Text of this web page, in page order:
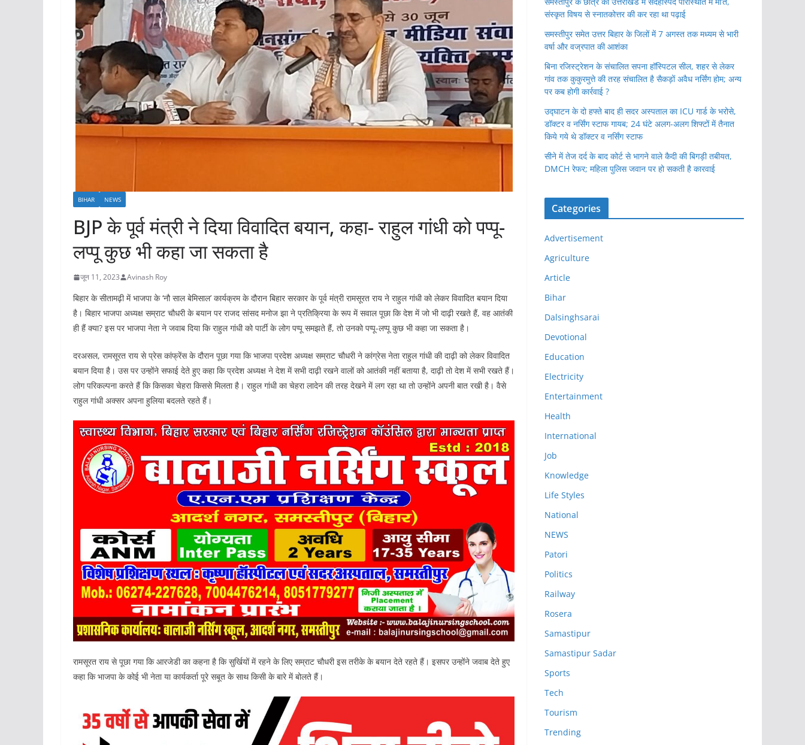
BIHAR NEWS
BJP के पूर्व मंत्री ने दिया विवादित बयान, कहा- राहुल गांधी को पप्पू-
लप्पू कुछ भी कहा जा सकता है
जून 11, 2023 Avinash Roy
बिहार के सीतामढ़ी में भाजपा के ‘नौ साल बेमिसाल’ कार्यक्रम के दौरान बिहार सरकार के पूर्व मंत्री रामसूरत राय ने राहुल गांधी को लेकर विवादित बयान दिया
है। बिहार भाजपा अध्यक्ष सम्राट चौधरी के बयान पर राजद सांसद मनोज झा ने प्रतिक्रिया के रूप में सवाल पूछा कि देश में जो भी दाढ़ी रखते हैं, वह आतंकी
ही हैं क्या? इस पर भाजपा नेता ने जवाब दिया कि राहुल गांधी को पार्टी के लोग पप्पू समझते हैं, तो उनको पप्पू-लप्पू कुछ भी कहा जा सकता है।
दरअसल, रामसूरत राय से प्रेस कांफ्रेंस के दौरान पूछा गया कि भाजपा प्रदेश अध्यक्ष सम्राट चौधरी ने कांग्रेस नेता राहुल गांधी की दाढ़ी को लेकर विवादित
बयान दिया है। उस पर उन्होंने सफाई देते हुए कहा कि प्रदेश अध्यक्ष ने देश में सभी दाढ़ी रखने वालों को आतंकी नहीं बताया है, दाढ़ी तो देश में सभी रखते हैं।
लोग परिकल्पना करते हैं कि किसका चेहरा किससे मिलता है। राहुल गांधी का चेहरा लादेन की तरह देखने में लग रहा था तो उन्होंने अपनी बात रखी है। वैसे
राहुल गांधी अक्सर अपना हुलिया बदलते रहते हैं।
रामसूरत राय से पूछा गया कि आरजेडी का कहना है कि सुर्खियों में रहने के लिए सम्राट चौधरी इस तरीके के बयान देते रहते हैं। इसपर उन्होंने जवाब देते हुए
कहा कि भाजपा के कोई भी नेता या कार्यकर्ता पूरे सबूत के साथ किसी के बारे में बोलते हैं।
संस्कृत विषय से स्नातकोत्तर की कर रहा था पढ़ाई
समस्तीपुर समेत उत्तर बिहार के जिलों में 7 अगस्त तक मध्यम से भारी
वर्षा और वज्रपात की आशंका
बिना रजिस्ट्रेशन के संचालित सपना हॉस्पिटल सील, शहर से लेकर
गांव तक कुकुरमुत्ते की तरह संचालित है सैकड़ों अवैध नर्सिंग होम; अन्य
पर कब होगी कार्रवाई ?
उद्घाटन के दो हफ्ते बाद ही सदर अस्पताल का ICU गार्ड के भरोसे,
डॉक्टर व नर्सिंग स्टाफ गायब; 24 घंटे अलग-अलग शिफ्टों में तैनात
किये गये थे डॉक्टर व नर्सिंग स्टाफ
सीने में तेज दर्द के बाद कोर्ट से भागने वाले कैदी की बिगड़ी तबीयत,
DMCH रेफर; महिला पुलिस जवान पर हो सकती है कारवाई
Categories
Advertisement
Agriculture
Article
Bihar
Dalsinghsarai
Devotional
Education
Electricity
Entertainment
Health
International
Job
Knowledge
Life Styles
National
NEWS
Patori
Politics
Railway
Rosera
Samastipur
Samastipur Sadar
Sports
Tech
Tourism
Trending